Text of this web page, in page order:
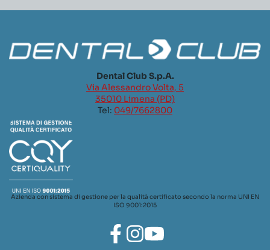
Dental Club S.p.A.
Via Alessandro Volta, 5
35010 Limena (PD)
Tel: 049/7662800
Azienda con sistema di gestione per la qualità certificato secondo la norma UNI EN
ISO 9001:2015